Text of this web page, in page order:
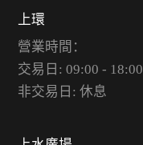
上環
營業時間：
交易日: 09:00 - 18:00
非交易日: 休息